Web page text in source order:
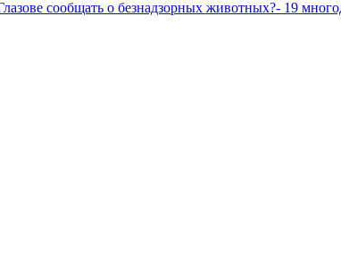
сообщать о безнадзорных животных?- 19